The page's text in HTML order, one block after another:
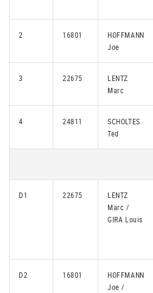
2 16801
HOFFMANN
Joe
3 22675
LENTZ
Marc
4 24811
SCHOLTES
Ted
D1 22675
LENTZ
Marc /
GIRA Louis
D2 16801
HOFFMANN
Joe /